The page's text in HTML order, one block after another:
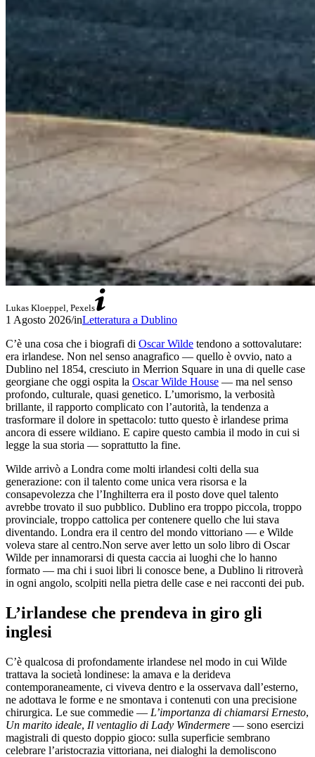
Lukas Kloeppel, Pexels
1 Agosto 2026/inLetteratura a Dublino
C’è una cosa che i biografi di Oscar Wilde tendono a sottovalutare:
era irlandese. Non nel senso anagrafico — quello è ovvio, nato a
Dublino nel 1854, cresciuto in Merrion Square in una di quelle case
georgiane che oggi ospita la Oscar Wilde House — ma nel senso
profondo, culturale, quasi genetico. L’umorismo, la verbosità
brillante, il rapporto complicato con l’autorità, la tendenza a
trasformare il dolore in spettacolo: tutto questo è irlandese prima
ancora di essere wildiano. E capire questo cambia il modo in cui si
legge la sua storia — soprattutto la fine.
Wilde arrivò a Londra come molti irlandesi colti della sua
generazione: con il talento come unica vera risorsa e la
consapevolezza che l’Inghilterra era il posto dove quel talento
avrebbe trovato il suo pubblico. Dublino era troppo piccola, troppo
provinciale, troppo cattolica per contenere quello che lui stava
diventando. Londra era il centro del mondo vittoriano — e Wilde
voleva stare al centro.Non serve aver letto un solo libro di Oscar
Wilde per innamorarsi di questa caccia ai luoghi che lo hanno
formato — ma chi i suoi libri li conosce bene, a Dublino li ritroverà
in ogni angolo, scolpiti nella pietra delle case e nei racconti dei pub.
L’irlandese che prendeva in giro gli
inglesi
C’è qualcosa di profondamente irlandese nel modo in cui Wilde
trattava la società londinese: la amava e la derideva
contemporaneamente, ci viveva dentro e la osservava dall’esterno,
ne adottava le forme e ne smontava i contenuti con una precisione
chirurgica. Le sue commedie — L’importanza di chiamarsi Ernesto,
Un marito ideale, Il ventaglio di Lady Windermere — sono esercizi
magistrali di questo doppio gioco: sulla superficie sembrano
celebrare l’aristocrazia vittoriana, nei dialoghi la demoliscono